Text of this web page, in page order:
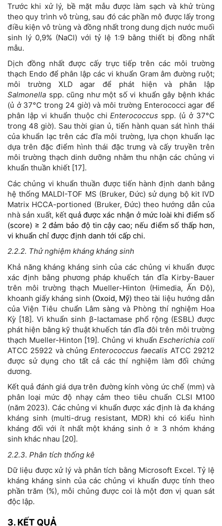
Trước khi xử lý, bề mặt mẫu được làm sạch và khử trùng
theo quy trình vô trùng, sau đó các phần mô được lấy trong
điều kiện vô trùng và đồng nhất trong dung dịch nước muối
sinh lý 0,9% (NaCl) với tỷ lệ 1:9 bằng thiết bị đồng nhất
mẫu.
Dịch đồng nhất được cấy trực tiếp trên các môi trường
thạch Endo để phân lập các vi khuẩn Gram âm đường ruột;
môi trường XLD agar để phát hiện và phân lập
Salmonella spp. cũng như một số vi khuẩn gây bệnh khác
(ủ ở 37°C trong 24 giờ) và môi trường Enterococci agar để
phân lập vi khuẩn thuộc chiEnterococcus spp. (ủ ở 37°C
trong 48 giờ). Sau thời gian ủ, tiến hành quan sát hình thái
của khuẩn lạc trên các đĩa môi trường, lựa chọn khuẩn lạc
dựa trên đặc điểm hình thái đặc trưng và cấy truyền trên
môi trường thạch dinh dưỡng nhằm thu nhận các chủng vi
khuẩn thuần khiết [17].
Các chủng vi khuẩn thuần được tiến hành định danh bằng
hệ thống MALDI-TOF MS (Bruker, Đức) sử dụng bộ kit IVD
Matrix HCCA-portioned (Bruker, Đức) theo hướng dẫn của
nhà sản xuất, kết quả được xác nhận ở mức loài khi điểm số
(score) ≥ 2 đảm bảo độ tin cậy cao; nếu điểm số thấp hơn,
vi khuẩn chỉ được định danh tới cấp chi.
2.2.2. Thử nghiệm kháng kháng sinh
Khả năng kháng kháng sinh của các chủng vi khuẩn được
xác định bằng phương pháp khuếch tán đĩa Kirby-Bauer
trên môi trường thạch Mueller-Hinton (Himedia, Ấn Độ),
khoanh giấy kháng sinh (Oxoid, Mỹ) theo tài liệu hướng dẫn
của Viện Tiêu chuẩn Lâm sàng và Phòng thí nghiệm Hoa
Kỳ [18]. Vi khuẩn sinh β-lactamase phổ rộng (ESBL) được
phát hiện bằng kỹ thuật khuếch tán đĩa đôi trên môi trường
thạch Mueller-Hinton [19]. Chủng vi khuẩnEscherichia coli
ATCC 25922 và chủngEnterococcus faecalis ATCC 29212
được sử dụng cho tất cả các thí nghiệm làm đối chứng
dương.
Kết quả đánh giá dựa trên đường kính vòng ức chế (mm) và
phân loại mức độ nhạy cảm theo tiêu chuẩn CLSI M100
(năm 2023). Các chủng vi khuẩn được xác định là đa kháng
kháng sinh (multi-drug resistant, MDR) khi có kiểu hình
kháng đối với ít nhất một kháng sinh ở ≥ 3 nhóm kháng
sinh khác nhau [20].
2.2.3. Phân tích thống kê
Dữ liệu được xử lý và phân tích bằng Microsoft Excel. Tỷ lệ
kháng kháng sinh của các chủng vi khuẩn được tính theo
phần trăm (%), mỗi chủng được coi là một đơn vị quan sát
độc lập.
3. KẾT QUẢ